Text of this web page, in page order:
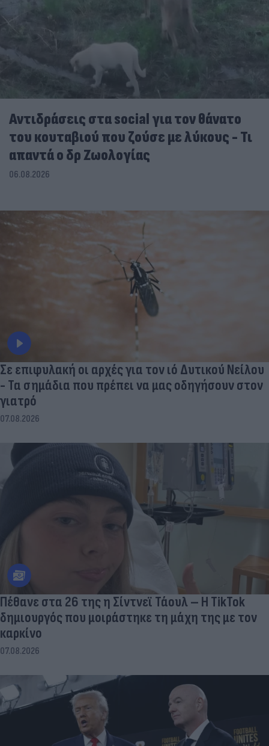
Αντιδράσεις στα social για τον θάνατο
του κουταβιού που ζούσε με λύκους - Τι
απαντά ο δρ Ζωολογίας
06.08.2026
Σε επιφυλακή οι αρχές για τον ιό Δυτικού Νείλου
- Τα σημάδια που πρέπει να μας οδηγήσουν στον
γιατρό
07.08.2026
Πέθανε στα 26 της η Σίντνεϊ Τάουλ – Η TikTok
δημιουργός που μοιράστηκε τη μάχη της με τον
καρκίνο
07.08.2026